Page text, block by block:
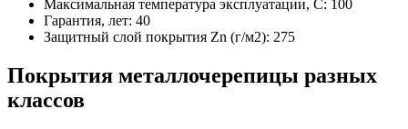
Максимальная температура эксплуатации, С: 100
Гарантия, лет: 40
Защитный слой покрытия Zn (г/м2): 275
Покрытия металлочерепицы разных
классов